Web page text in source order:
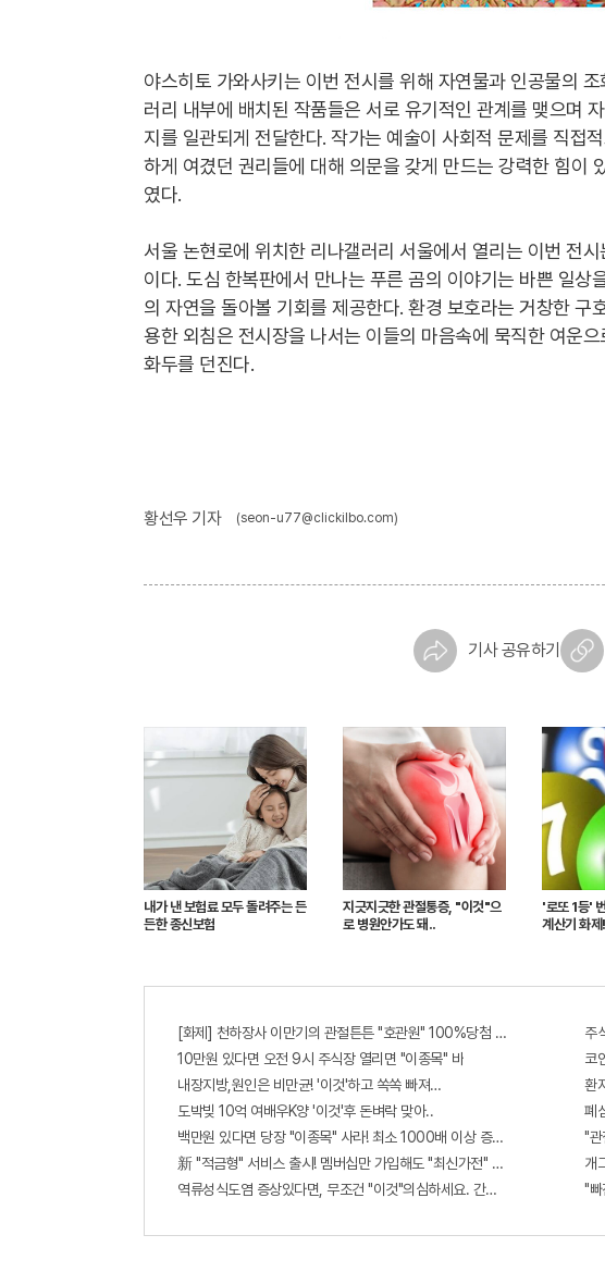
야스히토 가와사키는 이번 전시를 위해 자연물과 인공물의
러리 내부에 배치된 작품들은 서로 유기적인 관계를 맺으며
지를 일관되게 전달한다. 작가는 예술이 사회적 문제를 직접
하게 여겼던 권리들에 대해 의문을 갖게 만드는 강력한 힘이
였다.
서울 논현로에 위치한 리나갤러리 서울에서 열리는 이번 전
이다. 도심 한복판에서 만나는 푸른 곰의 이야기는 바쁜 일상
의 자연을 돌아볼 기회를 제공한다. 환경 보호라는 거창한 구
용한 외침은 전시장을 나서는 이들의 마음속에 묵직한 여운
화두를 던진다.
황선우 기자 (seon-u77@clickilbo.com)
기사 공유하기
내가 낸 보험료 모두 돌려주는 든
든한 종신보험
지긋지긋한 관절통증, "이것"으
로 병원안가도 돼..
'로또 1등'
계산기 화제!
[화제] 천하장사 이만기의 관절튼튼 "호관원" 100%당첨 혜택 난리나!!
10만원 있다면 오전 9시 주식장 열리면 "이종목" 바
내장지방,원인은 비만균! '이것'하고 쏙쏙 빠져…
도박빚 10억 여배우K양 '이것'후 돈벼락 맞아..
백만원 있다면 당장 "이종목" 사라! 최소 1000배 이상 증가...충격!!
新 "적금형" 서비스 출시! 멤버십만 가입해도 "최신가전" 선착순 100% 무료
역류성식도염 증상있다면, 무조건 "이것"의심하세요. 간단치료법 나왔다!
주
코
환
폐
"관
개
"빠